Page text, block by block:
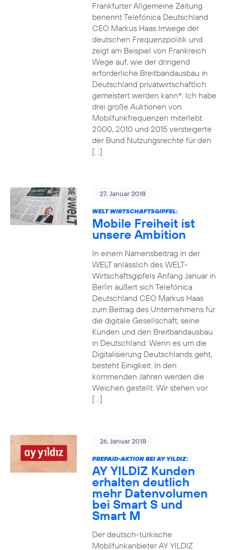
Frankfurter Allgemeine Zeitung
benennt Telefónica Deutschland
CEO Markus Haas Irrwege der
deutschen Frequenzpolitik und
zeigt am Beispiel von Frankreich
Wege auf, wie der dringend
erforderliche Breitbandausbau in
Deutschland privatwirtschaftlich
gemeistert werden kann*: Ich habe
drei große Auktionen von
Mobilfunkfrequenzen miterlebt.
2000, 2010 und 2015 versteigerte
der Bund Nutzungsrechte für den
[…]
27. Januar 2018
WELT WIRTSCHAFTSGIPFEL:
Mobile Freiheit ist
unsere Ambition
In einem Namensbeitrag in der
WELT anlässlich des WELT-
Wirtschaftsgipfels Anfang Januar in
Berlin äußert sich Telefónica
Deutschland CEO Markus Haas
zum Beitrag des Unternehmens für
die digitale Gesellschaft, seine
Kunden und den Breitbandausbau
in Deutschland: Wenn es um die
Digitalisierung Deutschlands geht,
besteht Einigkeit: In den
kommenden Jahren werden die
Weichen gestellt. Wir stehen vor
[…]
26. Januar 2018
PREPAID-AKTION BEI AY YILDIZ:
AY YILDIZ Kunden
erhalten deutlich
mehr Datenvolumen
bei Smart S und
Smart M
Der deutsch-türkische
Mobilfunkanbieter AY YILDIZ